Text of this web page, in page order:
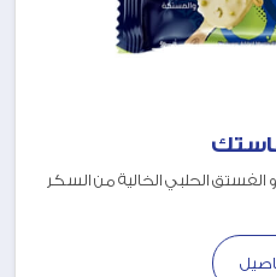
الحلبي الخالية من السكر